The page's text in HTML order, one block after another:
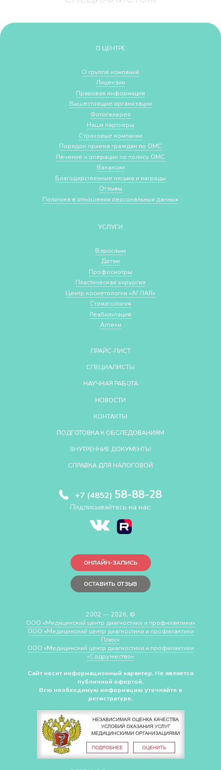
О ЦЕНТРЕ
О группе компаний
Лицензии
Правовая информация
Вышестоящие организации
Фотогалерея
Наши партнеры
Страховые компании
Порядок приема граждан по ОМС
Лечение и операции по полису ОМС
Вакансии
Благодарственные письма и награды
Отзывы
Политика в отношении персональных данных
УСЛУГИ
Взрослым
Детям
Профосмотры
Пластическая хирургия
Центр косметологии «АГЛАЯ»
Стоматология
Реабилитация
Аптеки
ПРАЙС-ЛИСТ
СПЕЦИАЛИСТЫ
НАУЧНАЯ РАБОТА
НОВОСТИ
КОНТАКТЫ
ПОДГОТОВКА К ОБСЛЕДОВАНИЯМ
ВНУТРЕННИЕ ДОКУМЕНТЫ
СПРАВКА ДЛЯ НАЛОГОВОЙ
+7 (4852) 58-88-28
Подписывайтесь на нас:
ОНЛАЙН-ЗАПИСЬ
ОСТАВИТЬ ОТЗЫВ
2002 — 2026, ©
ООО «Медицинский центр диагностики и профилактики»
ООО «Медицинский центр диагностики и профилактики
Плюс»
ООО «Медицинский центр диагностики и профилактики
«Cодружество»
Сайт носит информационный характер. Не является
публичной офертой.
Всю необходимую информацию уточняйте в
регистратуре.